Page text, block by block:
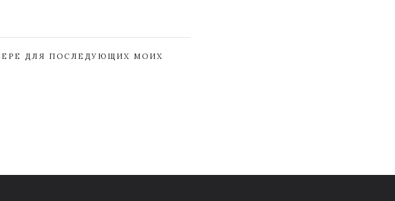
ДЛЯ ПОСЛЕДУЮЩИХ МОИХ